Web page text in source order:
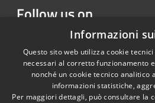
Follow us on
FacebookYoutubeInstagram
RSS
Informazioni
Questo sito web utilizza cookie
necessari al corretto funzionamento
nonché un cookie tecnico analitico
informazioni statistiche,
Per maggiori dettagli, può consultare la